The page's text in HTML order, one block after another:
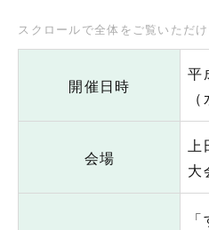
開催日時
平
会場
大